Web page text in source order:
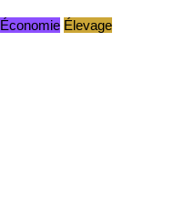
Économie Élevage